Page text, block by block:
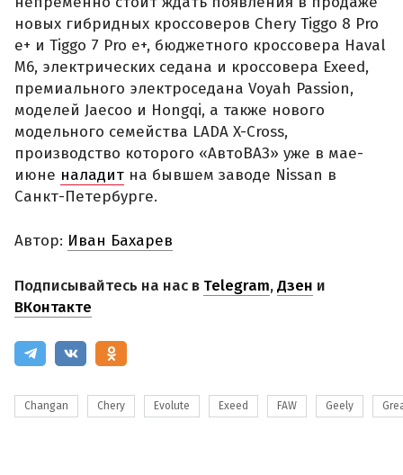
новых гибридных кроссоверов Chery Tiggo 8 Pro
e+ и Tiggo 7 Pro e+, бюджетного кроссовера Haval
M6, электрических седана и кроссовера Exeed,
премиального электроседана Voyah Passion,
моделей Jaecoo и Hongqi, а также нового
модельного семейства LADA X-Cross,
производство которого «АвтоВАЗ» уже в мае-
июне наладит на бывшем заводе Nissan в
Санкт-Петербурге.
Автор: Иван Бахарев
Подписывайтесь на нас в Telegram,Дзен и
ВКонтакте
Changan Chery Evolute Exeed FAW Geely